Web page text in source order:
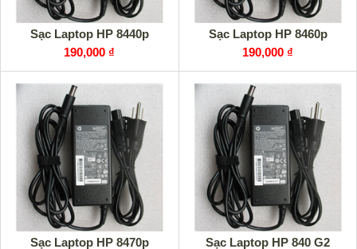
Sạc Laptop HP 8440p
190,000 ₫
Sạc Laptop HP 8460p
190,000 ₫
Sạc Laptop HP 8470p
Sạc Laptop HP 840 G2